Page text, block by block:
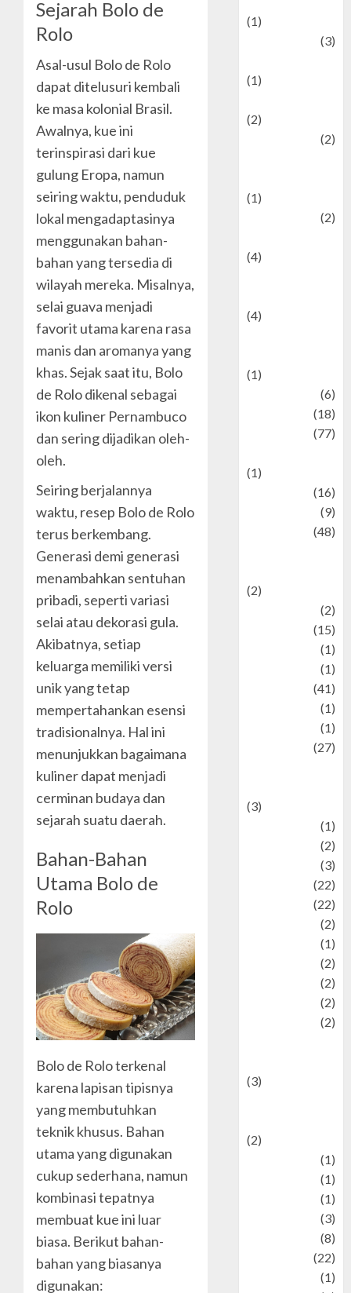
Sejarah Bolo de
Rolo
Asal-usul Bolo de Rolo
dapat ditelusuri kembali
ke masa kolonial Brasil.
Awalnya, kue ini
terinspirasi dari kue
gulung Eropa, namun
seiring waktu, penduduk
lokal mengadaptasinya
menggunakan bahan-
bahan yang tersedia di
wilayah mereka. Misalnya,
selai guava menjadi
favorit utama karena rasa
manis dan aromanya yang
khas. Sejak saat itu, Bolo
de Rolo dikenal sebagai
ikon kuliner Pernambuco
dan sering dijadikan oleh-
oleh.
Seiring berjalannya
waktu, resep Bolo de Rolo
terus berkembang.
Generasi demi generasi
menambahkan sentuhan
pribadi, seperti variasi
selai atau dekorasi gula.
Akibatnya, setiap
keluarga memiliki versi
unik yang tetap
mempertahankan esensi
tradisionalnya. Hal ini
menunjukkan bagaimana
kuliner dapat menjadi
cerminan budaya dan
sejarah suatu daerah.
Bahan-Bahan
Utama Bolo de
Rolo
Bolo de Rolo terkenal
karena lapisan tipisnya
yang membutuhkan
teknik khusus. Bahan
utama yang digunakan
cukup sederhana, namun
kombinasi tepatnya
membuat kue ini luar
biasa. Berikut bahan-
bahan yang biasanya
digunakan:
(1)
(3)
(1)
(2)
(2)
(1)
(2)
(4)
(4)
(1)
(6)
(18)
(77)
(1)
(16)
(9)
(48)
(2)
(2)
(15)
(1)
(1)
(41)
(1)
(1)
(27)
(3)
(1)
(2)
(3)
(22)
(22)
(2)
(1)
(2)
(2)
(2)
(2)
(3)
(2)
(1)
(1)
(1)
(3)
(8)
(22)
(1)